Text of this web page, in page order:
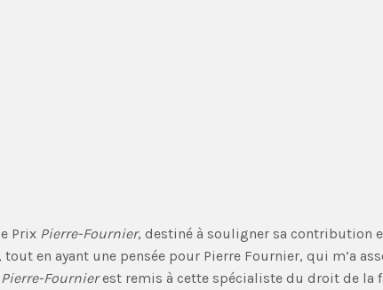
Prix Pierre-Fournier, destiné à souligner sa contribution
en ayant une pensée pour Pierre Fournier, qui m’a
Pierre-Fournierest remis à cette spécialiste du droit de la